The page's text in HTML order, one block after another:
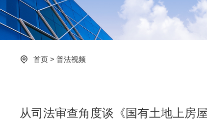
首页 >普法视频
从司法审查角度谈《国有土地上房